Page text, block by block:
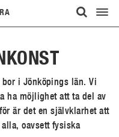
ÖPPNAVisa/
meny
i Jönköpings län. Vi
ha möjlighet att ta del av
är det en självklarhet att
oavsett fysiska